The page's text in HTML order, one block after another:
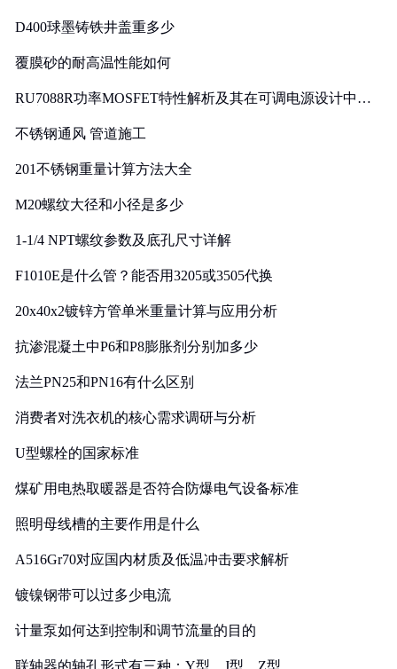
D400球墨铸铁井盖重多少
覆膜砂的耐高温性能如何
RU7088R功率MOSFET特性解析及其在可调电源设计中的
不锈钢通风 管道施工
201不锈钢重量计算方法大全
M20螺纹大径和小径是多少
1-1/4 NPT螺纹参数及底孔尺寸详解
F1010E是什么管？能否用3205或3505代换
20x40x2镀锌方管单米重量计算与应用分析
抗渗混凝土中P6和P8膨胀剂分别加多少
法兰PN25和PN16有什么区别
消费者对洗衣机的核心需求调研与分析
U型螺栓的国家标准
煤矿用电热取暖器是否符合防爆电气设备标准
照明母线槽的主要作用是什么
A516Gr70对应国内材质及低温冲击要求解析
镀镍钢带可以过多少电流
计量泵如何达到控制和调节流量的目的
联轴器的轴孔形式有三种：Y型、J型、Z型